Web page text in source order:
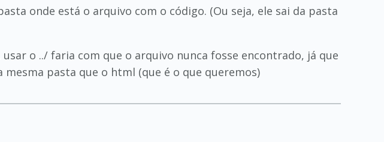
onde está o arquivo com o código. (Ou seja, ele sai da pasta
o ../ faria com que o arquivo nunca fosse encontrado, já que
pasta que o html (que é o que queremos)